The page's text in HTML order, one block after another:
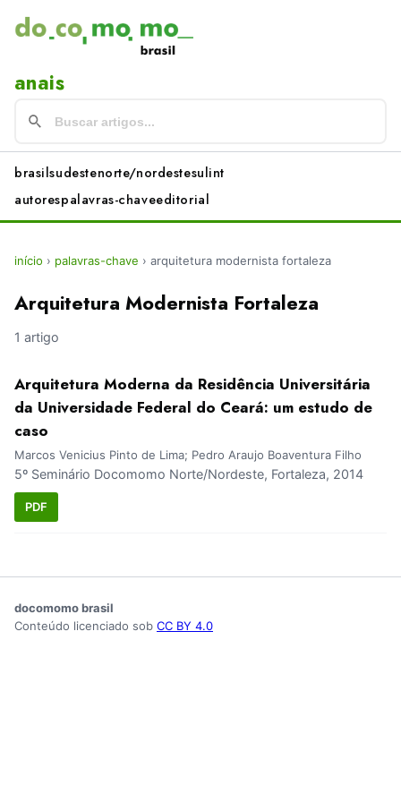
anais
brasilsudestenorte/nordestesulint
autorespalavras-chaveeditorial
início › palavras-chave › arquitetura modernista fortaleza
Arquitetura Modernista Fortaleza
1 artigo
Arquitetura Moderna da Residência Universitária
da Universidade Federal do Ceará: um estudo de
caso
Marcos Venicius Pinto de Lima; Pedro Araujo Boaventura Filho
5º Seminário Docomomo Norte/Nordeste, Fortaleza, 2014
PDF
docomomo brasil
Conteúdo licenciado sob CC BY 4.0